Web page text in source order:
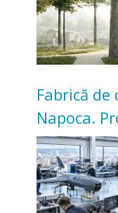
Fabrică
Napoca.
înceapă în